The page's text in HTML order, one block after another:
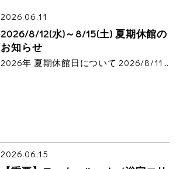
2026.06.11
2026/8/12(水)～8/15(土) 夏期休館の
お知らせ
2026年 夏期休館日について 2026/8/11…
2026.06.15